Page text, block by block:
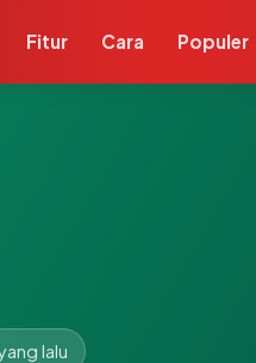
Fitur Cara Populer
lalu